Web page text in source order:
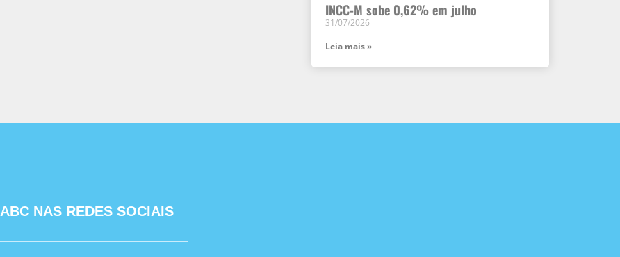
INCC-M sobe 0,62% em julho
31/07/2026
Leia mais »
ABC NAS REDES SOCIAIS